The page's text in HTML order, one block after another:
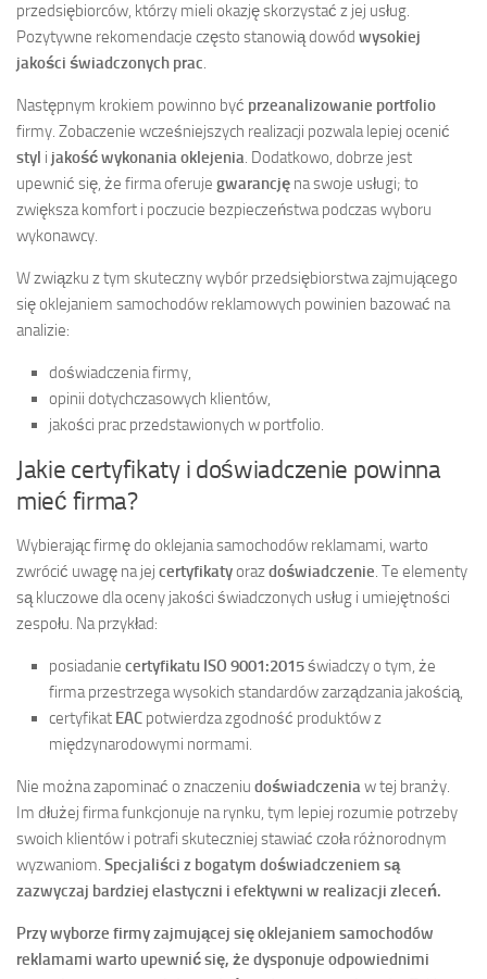
przedsiębiorców, którzy mieli okazję skorzystać z jej usług.
Pozytywne rekomendacje często stanowią dowód wysokiej
jakości świadczonych prac.
Następnym krokiem powinno być przeanalizowanie portfolio
firmy. Zobaczenie wcześniejszych realizacji pozwala lepiej ocenić
styl i jakość wykonania oklejenia. Dodatkowo, dobrze jest
upewnić się, że firma oferuje gwarancję na swoje usługi; to
zwiększa komfort i poczucie bezpieczeństwa podczas wyboru
wykonawcy.
W związku z tym skuteczny wybór przedsiębiorstwa zajmującego
się oklejaniem samochodów reklamowych powinien bazować na
analizie:
doświadczenia firmy,
opinii dotychczasowych klientów,
jakości prac przedstawionych w portfolio.
Jakie certyfikaty i doświadczenie powinna
mieć firma?
Wybierając firmę do oklejania samochodów reklamami, warto
zwrócić uwagę na jej certyfikatyorazdoświadczenie. Te elementy
są kluczowe dla oceny jakości świadczonych usług i umiejętności
zespołu. Na przykład:
posiadanie certyfikatu ISO 9001:2015świadczy o tym, że
firma przestrzega wysokich standardów zarządzania jakością,
certyfikat EAC potwierdza zgodność produktów z
międzynarodowymi normami.
Nie można zapominać o znaczeniu doświadczeniaw tej branży.
Im dłużej firma funkcjonuje na rynku, tym lepiej rozumie potrzeby
swoich klientów i potrafi skuteczniej stawiać czoła różnorodnym
wyzwaniom. Specjaliści z bogatym doświadczeniem są
zazwyczaj bardziej elastyczni i efektywni w realizacji zleceń.
Przy wyborze firmy zajmującej się oklejaniem samochodów
reklamami warto upewnić się, że dysponuje odpowiednimi